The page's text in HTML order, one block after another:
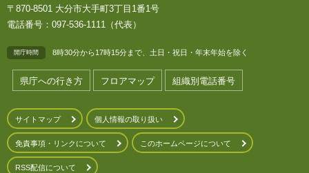
〒870-8501 大分市大手町3丁目1番1号
電話番号：097-536-1111（代表）
開庁時間 8時30分から17時15分まで、土日・祝日・年末年始を除く
県庁への行き方 フロアマップ 組織別電話番号
サイトマップ 個人情報の取り扱い
免責事項・リンクについて このホームページについて
RSS配信について